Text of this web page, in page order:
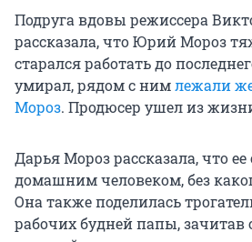
Подруга вдовы режиссера
рассказала, что Юрий Мороз
старался работать до
умирал, рядом с нимлежали
Мороз. Продюсер ушел из
Дарья Мороз рассказала, что
домашним человеком, без
Она также поделилась
рабочих будней папы, зачитав